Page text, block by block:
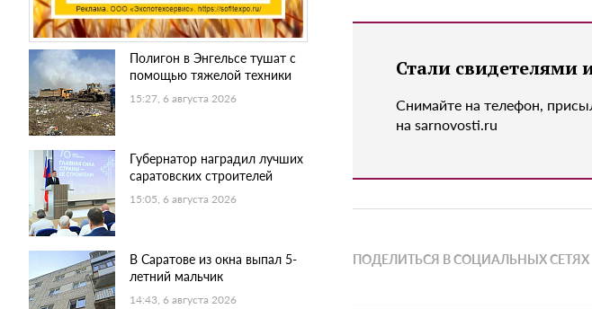
Полигон в Энгельсе тушат с
помощью тяжелой техники
15:27, 6 августа 2026
Губернатор наградил лучших
саратовских строителей
15:05, 6 августа 2026
В Саратове из окна выпал 5-
летний мальчик
14:43, 6 августа 2026
Стали свидетелями
Снимайте на телефон,
на sarnovosti.ru
ПОДЕЛИТЬСЯ В СОЦИАЛЬНЫХ СЕТЯХ